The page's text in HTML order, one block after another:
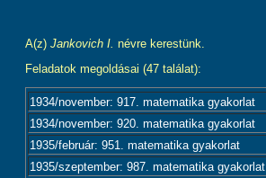
A(z) Jankovich I. névre kerestünk.
Feladatok megoldásai (47 találat):
1934/november: 917. matematika gyakorlat
1934/november: 920. matematika gyakorlat
1935/február: 951. matematika gyakorlat
1935/szeptember: 987. matematika gyakorlat